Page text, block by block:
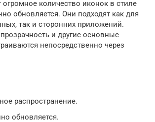
огромное количество иконок в стиле
обновляется. Они подходят как для
так и сторонних приложений.
и другие основные
непосредственно через
распространение.
обновляется.